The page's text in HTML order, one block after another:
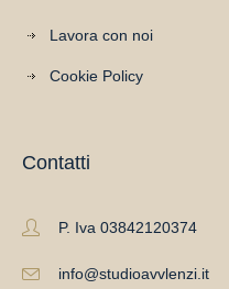
Lavora con noi
Cookie Policy
Contatti
P. Iva 03842120374
info@studioavvlenzi.it